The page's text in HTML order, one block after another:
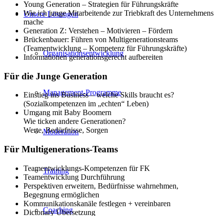
Unsere Lösungen
Organisationsentwicklung
Management-Programme
Moderation
Training
Coaching
Young Generation – Strategien für Führungskräfte
Wie ich junge Mitarbeitende zur Triebkraft des Unternehmens
mache
Generation Z: Verstehen – Motivieren – Fördern
Brückenbauer: Führen von Multigenerationsteams
(Teamentwicklung – Kompetenz für Führungskräfte)
Informationen generationsgerecht aufbereiten
Für die Junge Generation
Einstieg ins Business – welche Skills braucht es?
(Sozialkompetenzen im „echten“ Leben)
Umgang mit Baby Boomern
Wie ticken andere Generationen?
Werte, Bedürfnisse, Sorgen
Für Multigenerations-Teams
Teamentwicklungs-Kompetenzen für FK
Teamentwicklung Durchführung
Perspektiven erweitern, Bedürfnisse wahrnehmen,
Begegnung ermöglichen
Kommunikationskanäle festlegen + vereinbaren
DictonaryÜbersetzung